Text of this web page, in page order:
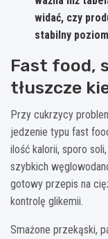
widać, czy
stabilny
Fast food,
tłuszcze
Przy cukrzycy
jedzenie typu fast
ilość kalorii, sporo
szybkich
gotowy przepis na
kontrolę glikemii.
Smażone przekąski,